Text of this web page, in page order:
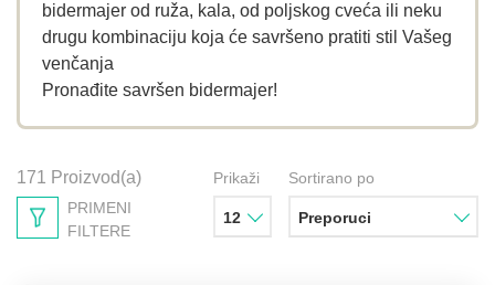
bidermajer od ruža, kala, od poljskog cveća ili neku
drugu kombinaciju koja će savršeno pratiti stil Vašeg
venčanja
Pronađite savršen bidermajer!
171 Proizvod(a)
PRIMENI
FILTERE
Prikaži
12
Sortirano po
Preporuci